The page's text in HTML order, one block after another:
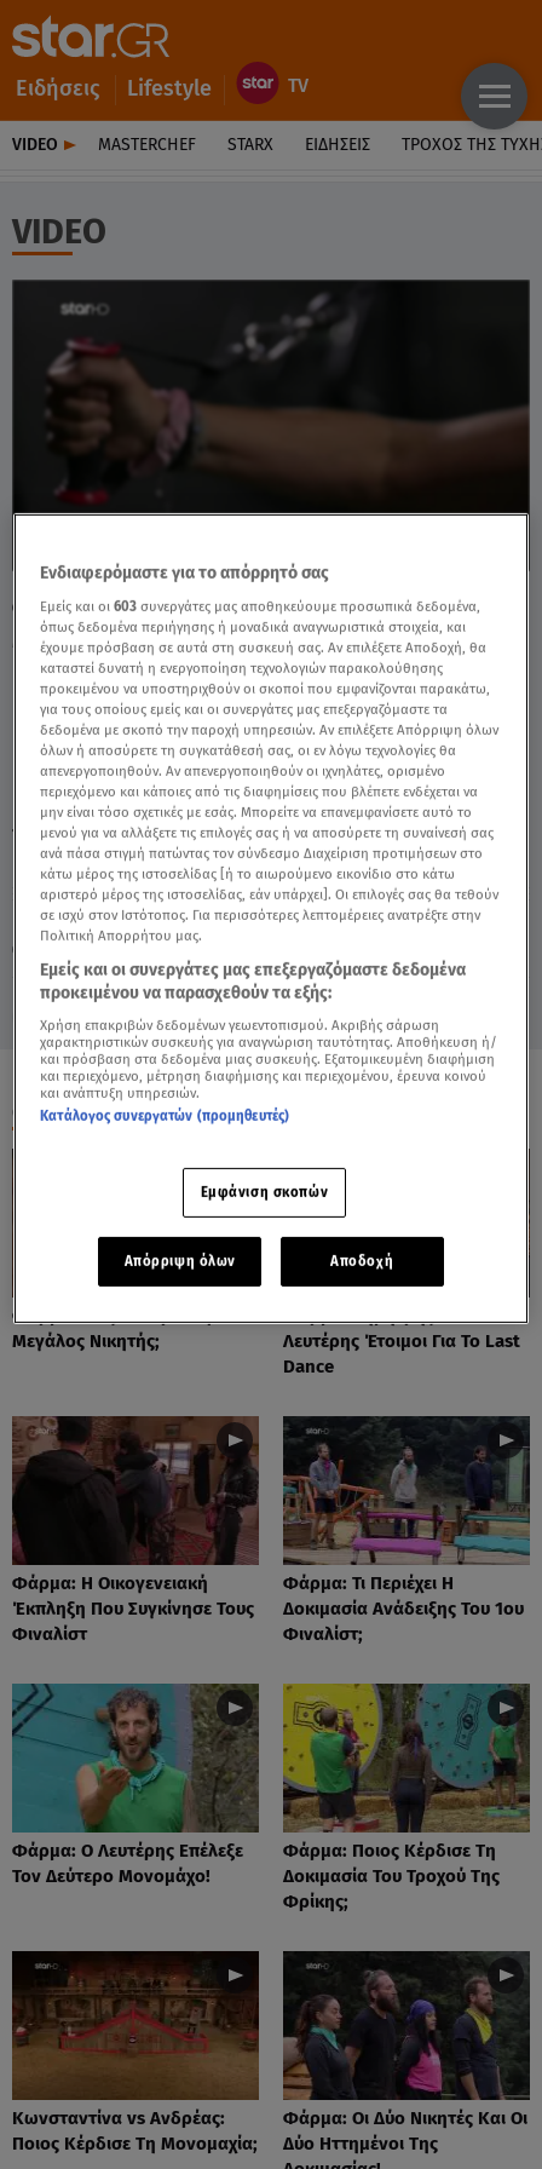
Ειδήσεις Lifestyle
VIDEO MASTERCHEF STARX ΕΙΔΉΣΕΙΣ ΤΡΟΧΌΣ ΤΗΣ
VIDEO
Πέμπτη 6 Αυγούστου 2026
26.09.23, 21:11 MEDIA
Φάρμα: Όσα Δεν Ξέρετε Για Την 52Χρονη
Μαρία Περπινιά - Video
TAGS: ΦΑΡΜΑ ΦΑΡΜΑ ΠΑΙΚΤΕΣ
ΟΛΑ ΤΑ ΒΙΝΤΕΟ
Φάρμα: Πώς Θα Προκύψει Ο
Μεγάλος Νικητής;
Φάρμα: Δημήτρης Και
Λευτέρης Έτοιμοι Για Το Last
Dance
Φάρμα: Η Οικογενειακή
Έκπληξη Που Συγκίνησε Τους
Φιναλίστ
Φάρμα: Τι Περιέχει Η
Δοκιμασία Ανάδειξης Του 1ου
Φιναλίστ;
Φάρμα: Ο Λευτέρης Επέλεξε
Τον Δεύτερο Μονομάχο!
Φάρμα: Ποιος Κέρδισε Τη
Δοκιμασία Του Τροχού Της
Φρίκης;
Κωνσταντίνα vs Ανδρέας:
Ποιος Κέρδισε Τη Μονομαχία;
Φάρμα: Οι Δύο Νικητές Και Οι
Δύο Ηττημένοι Της
Ενδιαφερόμαστε για το απόρρητό σας
Εμείς και οι603 συνεργάτες μας αποθηκεύουμε προσωπικά δεδομένα,
όπως δεδομένα περιήγησης ή μοναδικά αναγνωριστικά στοιχεία, και
έχουμε πρόσβαση σε αυτά στη συσκευή σας. Αν επιλέξετε Αποδοχή, θα
καταστεί δυνατή η ενεργοποίηση τεχνολογιών παρακολούθησης
προκειμένου να υποστηριχθούν οι σκοποί που εμφανίζονται παρακάτω,
για τους οποίους εμείς και οι συνεργάτες μας επεξεργαζόμαστε τα
δεδομένα με σκοπό την παροχή υπηρεσιών. Αν επιλέξετε Απόρριψη όλων
όλων ή αποσύρετε τη συγκατάθεσή σας, οι εν λόγω τεχνολογίες θα
απενεργοποιηθούν. Αν απενεργοποιηθούν οι ιχνηλάτες, ορισμένο
περιεχόμενο και κάποιες από τις διαφημίσεις που βλέπετε ενδέχεται να
μην είναι τόσο σχετικές με εσάς. Μπορείτε να επανεμφανίσετε αυτό το
μενού για να αλλάξετε τις επιλογές σας ή να αποσύρετε τη συναίνεσή σας
ανά πάσα στιγμή πατώντας τον σύνδεσμο Διαχείριση προτιμήσεων στο
κάτω μέρος της ιστοσελίδας [ή το αιωρούμενο εικονίδιο στο κάτω
αριστερό μέρος της ιστοσελίδας, εάν υπάρχει]. Οι επιλογές σας θα τεθούν
σε ισχύ στον Ιστότοπος. Για περισσότερες λεπτομέρειες ανατρέξτε στην
Πολιτική Απορρήτου μας.
Εμείς και οι συνεργάτες μας επεξεργαζόμαστε δεδομένα
προκειμένου να παρασχεθούν τα εξής:
Χρήση επακριβών δεδομένων γεωεντοπισμού. Ακριβής σάρωση
χαρακτηριστικών συσκευής για αναγνώριση ταυτότητας. Αποθήκευση ή/
και πρόσβαση στα δεδομένα μιας συσκευής. Εξατομικευμένη διαφήμιση
και περιεχόμενο, μέτρηση διαφήμισης και περιεχομένου, έρευνα κοινού
και ανάπτυξη υπηρεσιών.
Κατάλογος συνεργατών (προμηθευτές)
Εμφάνιση σκοπών
Απόρριψη όλων Αποδοχή